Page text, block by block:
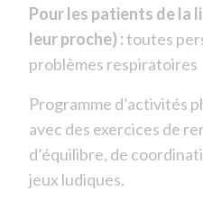
Pour les patients de la
leur proche) :toutes
problèmes respiratoires
Programme d’activités
avec des exercices de
d’équilibre, de
jeux ludiques.